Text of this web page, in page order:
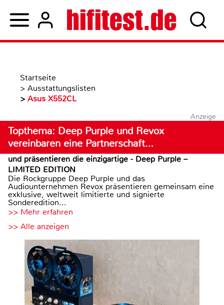
Startseite
> Ausstattungslisten
> Asus X552CL
Anzeige
Topthema: Deep Purple und Revox
vereinbaren eine Partnerschaft…
und präsentieren die einzigartige - Deep Purple –
LIMITED EDITION
Die Rockgruppe Deep Purple und das
Audiounternehmen Revox präsentieren gemeinsam eine
exklusive, weltweit limitierte und signierte
Sonderedition...
>> Mehr erfahren
>> Alle anzeigen